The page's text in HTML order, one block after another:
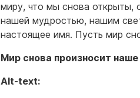
миру, что мы снова открыты,
нашей мудростью, нашим
настоящее имя. Пусть мир
Мир снова произносит
Alt-text: